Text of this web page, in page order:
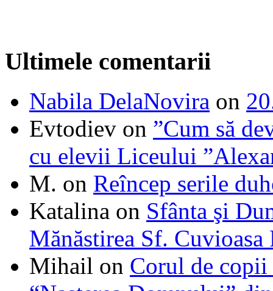
Ultimele comentarii
Nabila DelaNovira on
Evtodiev on ”Cum să
cu elevii Liceului
M. on Reîncep serile
Katalina on Sfânta şi
Mănăstirea Sf. Cuvioasa
Mihail on Corul de